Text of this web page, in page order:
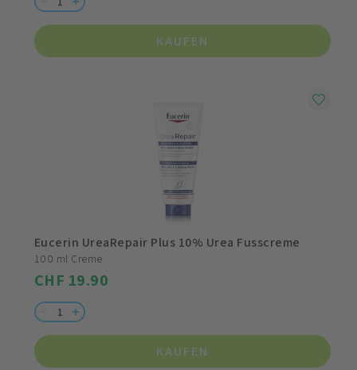
KAUFEN
Eucerin UreaRepair Plus 10% Urea Fusscreme
100 ml Creme
CHF 19.90
KAUFEN